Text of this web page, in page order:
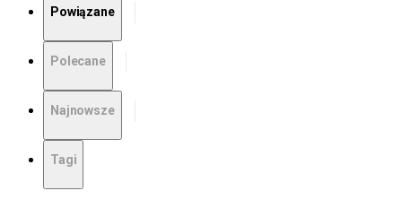
Powiązane
Polecane
Najnowsze
Tagi